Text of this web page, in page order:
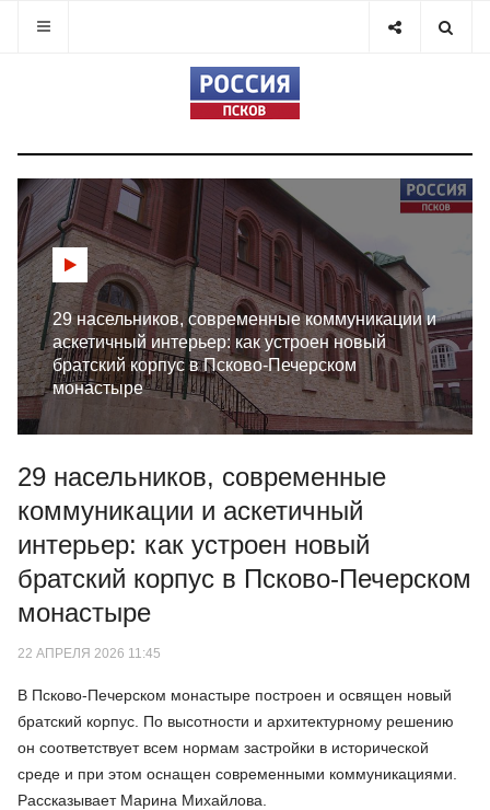
29 насельников, современные коммуникации и
аскетичный интерьер: как устроен новый
братский корпус в Псково-Печерском
монастыре
29 насельников, современные
коммуникации и аскетичный
интерьер: как устроен новый
братский корпус в Псково-Печерском
монастыре
22 АПРЕЛЯ 2026 11:45
В Псково-Печерском монастыре построен и освящен новый
братский корпус. По высотности и архитектурному решению
он соответствует всем нормам застройки в исторической
среде и при этом оснащен современными коммуникациями.
Рассказывает Марина Михайлова.